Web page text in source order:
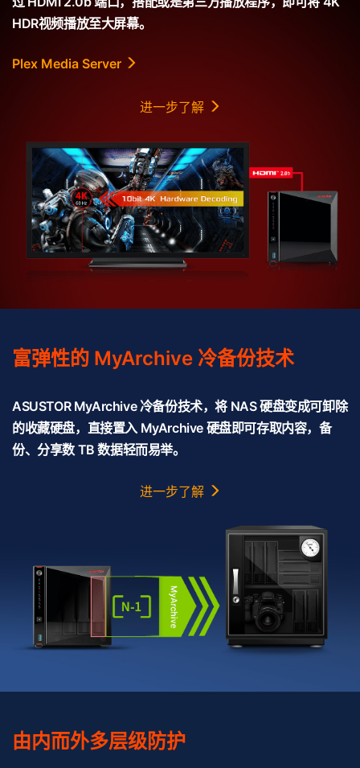
HDR视频播放至大屏幕。
Plex Media Server
进一步了解
富弹性的 MyArchive 冷备份技术
ASUSTOR MyArchive 冷备份技术，将 NAS 硬盘变成可卸除
的收藏硬盘，直接置入 MyArchive 硬盘即可存取内容，备
份、分享数 TB 数据轻而易举。
进一步了解
由内而外多层级防护